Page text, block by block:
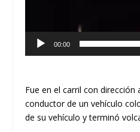
00:00
Fue en el carril con dirección
conductor de un vehículo
de su vehículo y terminó